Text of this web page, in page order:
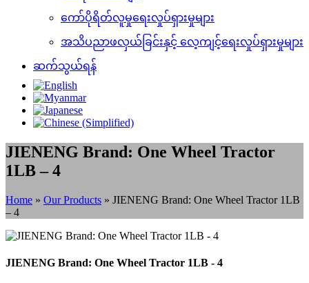
ကော်ပိုရိတ်လူမှုရေးလှုပ်ရှားမှုများ
အသိပညာဖလှယ်ခြင်းနှင့် လေ့ကျင့်ရေးလှုပ်ရှားမှုများ
ဆက်သွယ်ရန်
JIENENG Brand: One Wheel Tractor
1LB – 4
Home » Our Products » JIENENG Brand: One Wheel Tractor 1LB
– 4
JIENENG Brand: One Wheel Tractor 1LB - 4